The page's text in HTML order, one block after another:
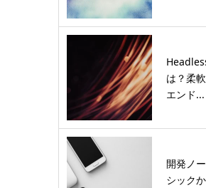
は？柔
エンド...
開発ノ
シック